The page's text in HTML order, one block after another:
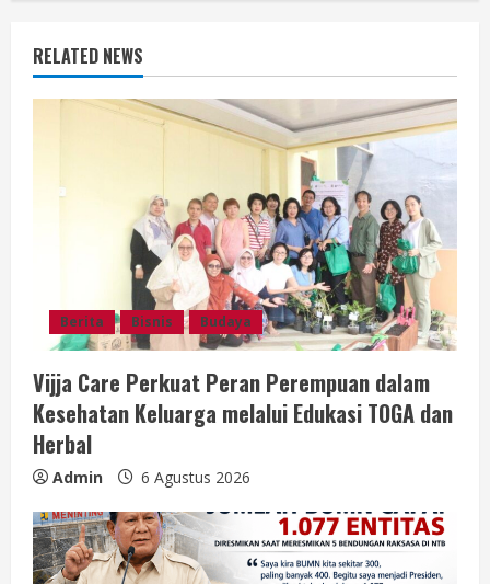
e
a
RELATED NEWS
Berita Bisnis Budaya
Vijja Care Perkuat Peran Perempuan dalam
Kesehatan Keluarga melalui Edukasi TOGA dan
Herbal
Admin 6 Agustus 2026